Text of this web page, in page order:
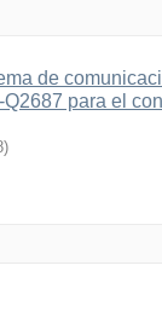
de
para el
)